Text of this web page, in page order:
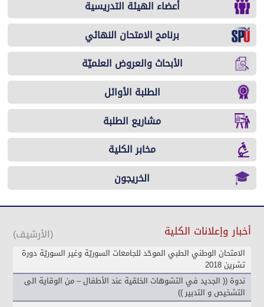
أعضاء الهيئة التدريسية
برنامج الامتحان النهائي
الأبحاث والعروض العلميّة
الطلبة الأوائل
مشاريع الطلبة
مخابر الكلية
الخريجون
أخبار وإعلانات الكلية (الأرشيف)
الامتحان الوطني الطبي الموحّد للجامعات السوريّة وغير السوريّة دورة
تشرين 2018
ندوة (( الجديد في التشوهات الخلقية عند الأطفال – من الوقاية الى
التشخيص و التدبير ))